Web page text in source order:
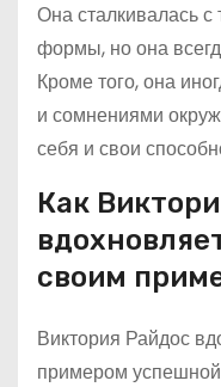
Она сталкивалась
формы, но она
Кроме того, она
и сомнениями
себя и свои
Как
своим
Виктория Райдос
примером